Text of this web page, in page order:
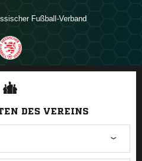
Fußball-Verband
DES VEREINS